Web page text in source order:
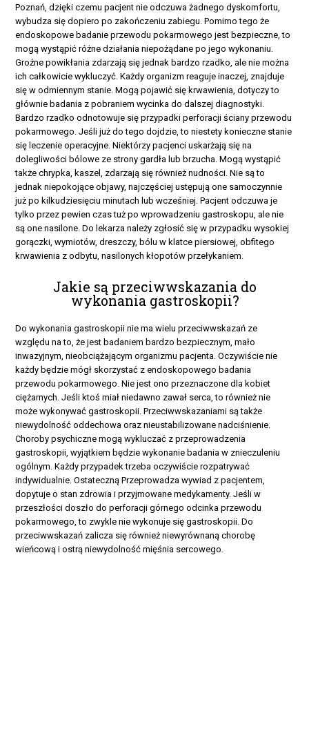
Poznań, dzięki czemu pacjent nie odczuwa żadnego dyskomfortu,
wybudza się dopiero po zakończeniu zabiegu. Pomimo tego że
endoskopowe badanie przewodu pokarmowego jest bezpieczne, to
mogą wystąpić różne działania niepożądane po jego wykonaniu.
Groźne powikłania zdarzają się jednak bardzo rzadko, ale nie można
ich całkowicie wykluczyć. Każdy organizm reaguje inaczej, znajduje
się w odmiennym stanie. Mogą pojawić się krwawienia, dotyczy to
głównie badania z pobraniem wycinka do dalszej diagnostyki.
Bardzo rzadko odnotowuje się przypadki perforacji ściany przewodu
pokarmowego. Jeśli już do tego dojdzie, to niestety konieczne stanie
się leczenie operacyjne. Niektórzy pacjenci uskarżają się na
dolegliwości bólowe ze strony gardła lub brzucha. Mogą wystąpić
także chrypka, kaszel, zdarzają się również nudności. Nie są to
jednak niepokojące objawy, najczęściej ustępują one samoczynnie
już po kilkudziesięciu minutach lub wcześniej. Pacjent odczuwa je
tylko przez pewien czas tuż po wprowadzeniu gastroskopu, ale nie
są one nasilone. Do lekarza należy zgłosić się w przypadku wysokiej
gorączki, wymiotów, dreszczy, bólu w klatce piersiowej, obfitego
krwawienia z odbytu, nasilonych kłopotów przełykaniem.
Jakie są przeciwwskazania do
wykonania gastroskopii?
Do wykonania gastroskopii nie ma wielu przeciwwskazań ze
względu na to, że jest badaniem bardzo bezpiecznym, mało
inwazyjnym, nieobciążającym organizmu pacjenta. Oczywiście nie
każdy będzie mógł skorzystać z endoskopowego badania
przewodu pokarmowego. Nie jest ono przeznaczone dla kobiet
ciężarnych. Jeśli ktoś miał niedawno zawał serca, to również nie
może wykonywać gastroskopii. Przeciwwskazaniami są także
niewydolność oddechowa oraz nieustabilizowane nadciśnienie.
Choroby psychiczne mogą wykluczać z przeprowadzenia
gastroskopii, wyjątkiem będzie wykonanie badania w znieczuleniu
ogólnym. Każdy przypadek trzeba oczywiście rozpatrywać
indywidualnie. Ostateczną Przeprowadza wywiad z pacjentem,
dopytuje o stan zdrowia i przyjmowane medykamenty. Jeśli w
przeszłości doszło do perforacji górnego odcinka przewodu
pokarmowego, to zwykle nie wykonuje się gastroskopii. Do
przeciwwskazań zalicza się również niewyrównaną chorobę
wieńcową i ostrą niewydolność mięśnia sercowego.